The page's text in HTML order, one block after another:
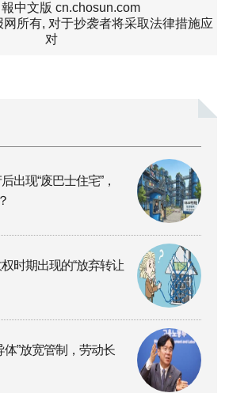
中文版 cn.chosun.com
所有, 对于抄袭者将采取法律措施应
对
出现“废巴士住宅”，
时期出现的“放弃转让
体”放宽管制，劳动长